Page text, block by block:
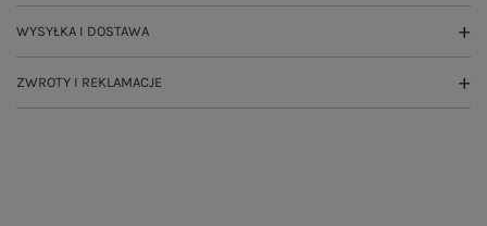
WYSYŁKA I DOSTAWA
ZWROTY I REKLAMACJE